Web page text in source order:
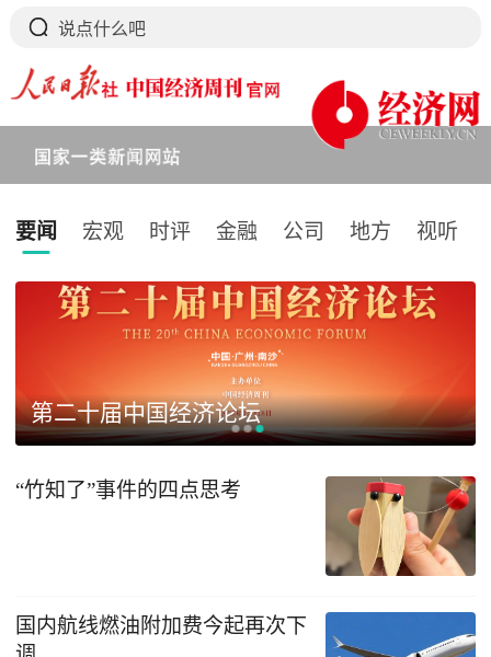
要闻 宏观 时评 金融 公司 地方 视听
下拉刷新
第二十届中国经济论坛
“竹知了”事件的四点思考
国内航线燃油附加费今起再次下